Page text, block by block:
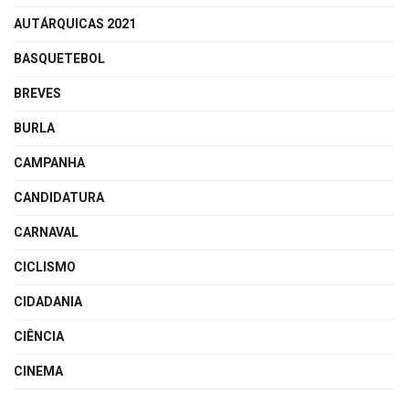
AUTÁRQUICAS 2021
BASQUETEBOL
BREVES
BURLA
CAMPANHA
CANDIDATURA
CARNAVAL
CICLISMO
CIDADANIA
CIÊNCIA
CINEMA